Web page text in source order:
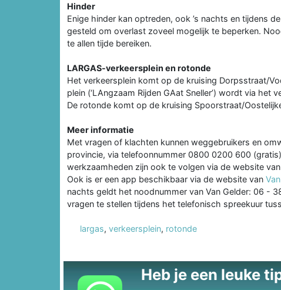
Hinder
Enige hinder kan optreden, ook ’s nachts en tijdens
gesteld om overlast zoveel mogelijk te beperken.
te allen tijde bereiken.
LARGAS-verkeersplein en rotonde
Het verkeersplein komt op de kruising Dorpsstraat/
plein (‘LAngzaam Rijden GAat Sneller’) wordt via
De rotonde komt op de kruising Spoorstraat/
Meer informatie
Met vragen of klachten kunnen weggebruikers en
provincie, via telefoonnummer 0800 0200 600
werkzaamheden zijn ook te volgen via de website
Ook is er een app beschikbaar via de website van
nachts geldt het noodnummer van Van Gelder: 06 -
vragen te stellen tijdens het telefonisch spreekuur
largas, verkeersplein, rotonde
Heb je een leuke